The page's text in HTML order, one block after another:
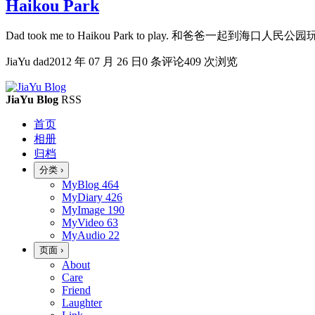
Haikou Park
Dad took me to Haikou Park to play. 和爸爸一起到海口人民公园
JiaYu dad2012 年 07 月 26 日 0 条评论409 次浏览
JiaYu Blog RSS
首页
相册
归档
分类 ›
MyBlog 464
MyDiary 426
MyImage 190
MyVideo 63
MyAudio 22
页面 ›
About
Care
Friend
Laughter